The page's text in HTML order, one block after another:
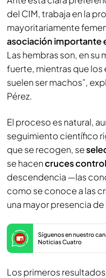
del CIM, trabaja en la
mayoritariamente
asociación importante
Las hembras son, en su
fuerte, mientras que
suelen ser machos”,
Pérez.
El proceso es natural,
seguimiento científico
que se recogen, se
se hacencruces
descendencia —las
como se conoce a las
una mayor presencia de
Síguenos en nuestro
Noticias Cuatro
Los primeros